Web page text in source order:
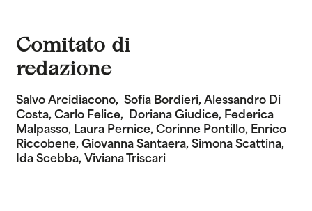
Comitato di
redazione
Salvo Arcidiacono, Sofia Bordieri, Alessandro Di
Costa, Carlo Felice, Doriana Giudice, Federica
Malpasso, Laura Pernice, Corinne Pontillo, Enrico
Riccobene, Giovanna Santaera, Simona Scattina,
Ida Scebba, Viviana Triscari